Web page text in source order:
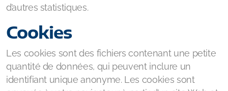
d’autres statistiques.
Cookies
Les cookies sont des fichiers contenant une petite
quantité de données, qui peuvent inclure un
identifiant unique anonyme. Les cookies sont